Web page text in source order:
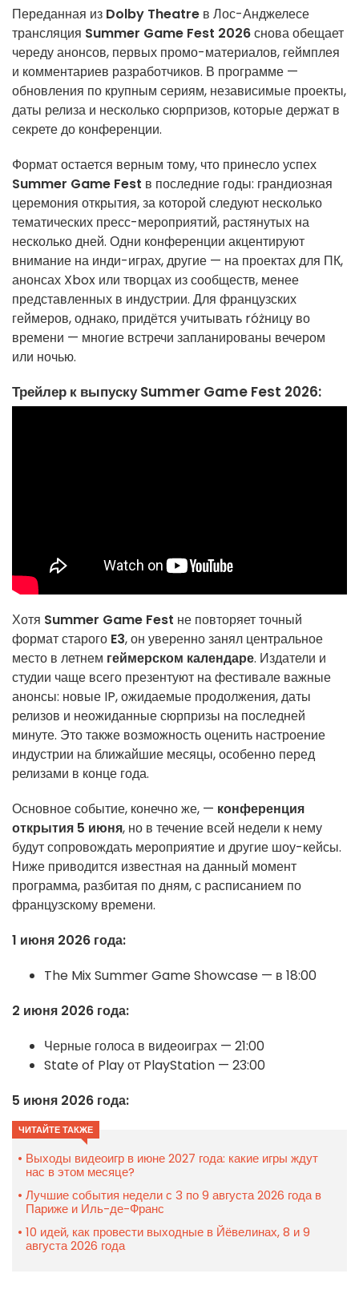
Переданная из Dolby Theatre в Лос-Анджелесе
трансляция Summer Game Fest 2026снова обещает
череду анонсов, первых промо-материалов, геймплея
и комментариев разработчиков. В программе —
обновления по крупным сериям, независимые проекты,
даты релиза и несколько сюрпризов, которые держат в
секрете до конференции.
Формат остается верным тому, что принесло успех
Summer Game Fest в последние годы: грандиозная
церемония открытия, за которой следуют несколько
тематических пресс-мероприятий, растянутых на
несколько дней. Одни конференции акцентируют
внимание на инди-играх, другие — на проектах для ПК,
анонсах Xbox или творцах из сообществ, менее
представленных в индустрии. Для французских
геймеров, однако, придётся учитывать różницу во
времени — многие встречи запланированы вечером
или ночью.
Трейлер к выпуску Summer Game Fest 2026:
Хотя Summer Game Fest не повторяет точный
формат старого E3, он уверенно занял центральное
место в летнем геймерском календаре. Издатели и
студии чаще всего презентуют на фестивале важные
анонсы: новые IP, ожидаемые продолжения, даты
релизов и неожиданные сюрпризы на последней
минуте. Это также возможность оценить настроение
индустрии на ближайшие месяцы, особенно перед
релизами в конце года.
Основное событие, конечно же, — конференция
открытия 5 июня, но в течение всей недели к нему
будут сопровождать мероприятие и другие шоу-кейсы.
Ниже приводится известная на данный момент
программа, разбитая по дням, с расписанием по
французскому времени.
1 июня 2026 года:
The Mix Summer Game Showcase — в 18:00
2 июня 2026 года:
Черные голоса в видеоиграх — 21:00
State of Play от PlayStation — 23:00
5 июня 2026 года:
ЧИТАЙТЕ ТАКЖЕ
Выходы видеоигр в июне 2027 года: какие игры ждут
нас в этом месяце?
Лучшие события недели с 3 по 9 августа 2026 года в
Париже и Иль-де-Франс
10 идей, как провести выходные в Йёвелинах, 8 и 9
августа 2026 года